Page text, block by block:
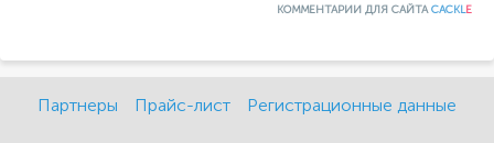
КОММЕНТАРИИ ДЛЯ САЙТАCACKLE
Партнеры Прайс-лист Регистрационные данные